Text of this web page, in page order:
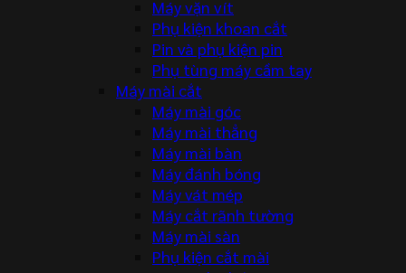
Máy vặn vít
Phụ kiện khoan cắt
Pin và phụ kiện pin
Phụ tùng máy cầm tay
Máy mài cắt
Máy mài góc
Máy mài thẳng
Máy mài bàn
Máy đánh bóng
Máy vát mép
Máy cắt rãnh tường
Máy mài sàn
Phụ kiện cắt mài